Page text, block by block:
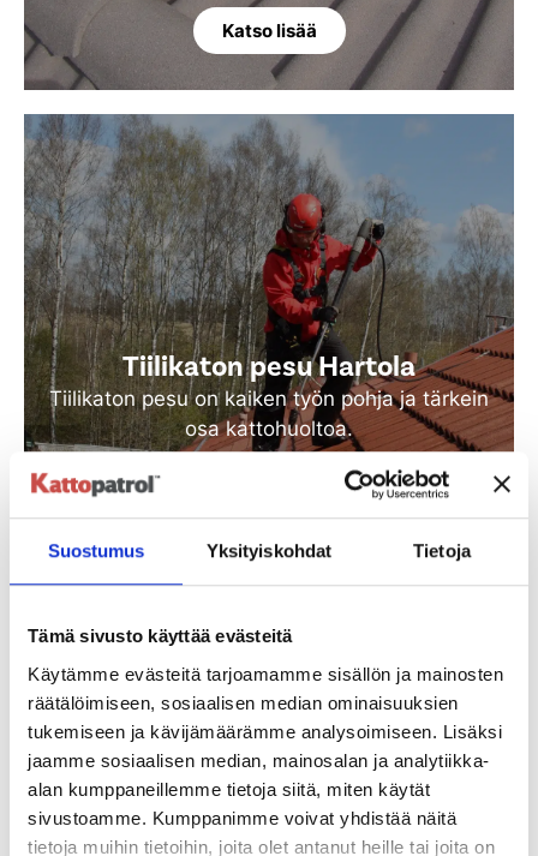
Suostumus Yksityiskohdat Tietoja
Tämä sivusto käyttää evästeitä
Käytämme evästeitä tarjoamamme sisällön ja mainosten
räätälöimiseen, sosiaalisen median ominaisuuksien
tukemiseen ja kävijämäärämme analysoimiseen. Lisäksi
jaamme sosiaalisen median, mainosalan ja analytiikka-
alan kumppaneillemme tietoja siitä, miten käytät
sivustoamme. Kumppanimme voivat yhdistää näitä
tietoja muihin tietoihin, joita olet antanut heille tai joita on
Katso lisää
Tiilikaton pesu Hartola
Tiilikaton pesu on kaiken työn pohja ja tärkein
osa kattohuoltoa.
Tiilikaton suoja-ainekäsittely
Hartola